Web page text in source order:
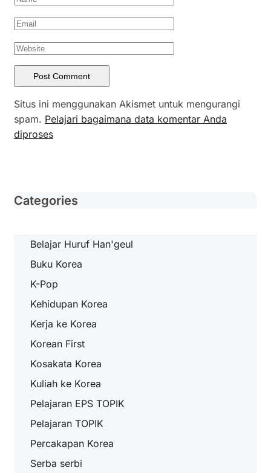
Situs ini menggunakan Akismet untuk mengurangi
spam. Pelajari bagaimana data komentar Anda
diproses
Categories
Belajar Huruf Han'geul
Buku Korea
K-Pop
Kehidupan Korea
Kerja ke Korea
Korean First
Kosakata Korea
Kuliah ke Korea
Pelajaran EPS TOPIK
Pelajaran TOPIK
Percakapan Korea
Serba serbi